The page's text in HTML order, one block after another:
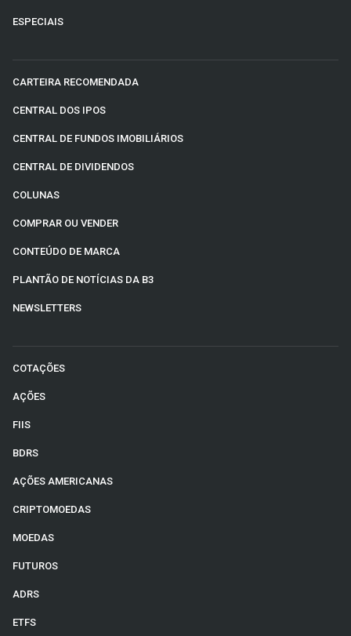
ESPECIAIS
CARTEIRA RECOMENDADA
CENTRAL DOS IPOS
CENTRAL DE FUNDOS IMOBILIÁRIOS
CENTRAL DE DIVIDENDOS
COLUNAS
COMPRAR OU VENDER
CONTEÚDO DE MARCA
PLANTÃO DE NOTÍCIAS DA B3
NEWSLETTERS
COTAÇÕES
AÇÕES
FIIS
BDRS
AÇÕES AMERICANAS
CRIPTOMOEDAS
MOEDAS
FUTUROS
ADRS
ETFS